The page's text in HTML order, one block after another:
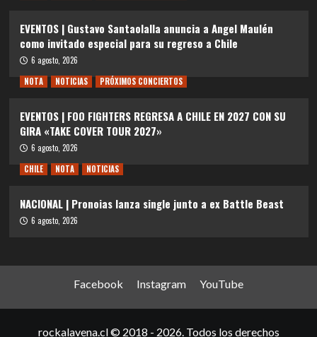
EVENTOS | Gustavo Santaolalla anuncia a Angel Maulén
como invitado especial para su regreso a Chile
6 agosto, 2026
NOTA
NOTICIAS PRÓXIMOS CONCIERTOS
EVENTOS | FOO FIGHTERS REGRESA A CHILE EN 2027 CON SU
GIRA «TAKE COVER TOUR 2027»
6 agosto, 2026
CHILE
NOTA NOTICIAS
NACIONAL | Pronoias lanza single junto a ex Battle Beast
6 agosto, 2026
Facebook Instagram YouTube
rockalavena.cl © 2018 - 2026. Todos los derechos